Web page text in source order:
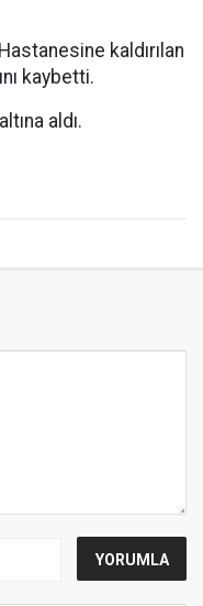
kaldırılan
kaybetti.
aldı.